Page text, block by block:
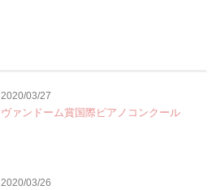
2020/03/27
ヴァンドーム賞国際ピアノコンクール
2020/03/26